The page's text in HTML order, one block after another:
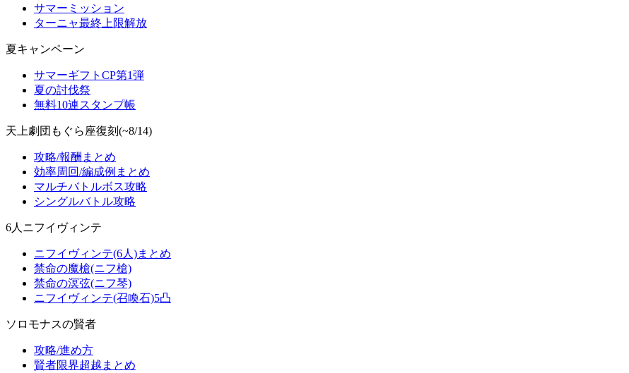
サマーミッション
ターニャ最終上限解放
夏キャンペーン
サマーギフトCP第1弾
夏の討伐祭
無料10連スタンプ帳
天上劇団もぐら座復刻(~8/14)
攻略/報酬まとめ
効率周回/編成例まとめ
マルチバトルボス攻略
シングルバトル攻略
6人ニフイヴィンテ
ニフイヴィンテ(6人)まとめ
禁命の魔槍(ニフ槍)
禁命の溟弦(ニフ琴)
ニフイヴィンテ(召喚石)5凸
ソロモナスの賢者
攻略/進め方
賢者限界超越まとめ